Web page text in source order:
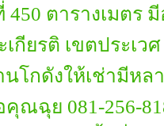
450 ตารางเมต
ยรติ เขตประเวศ
นโกดังให้เช่ามีห
ณฉุย 081-256-